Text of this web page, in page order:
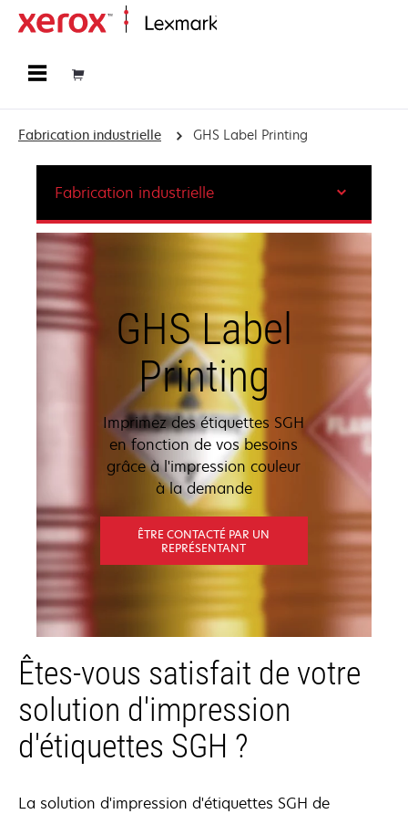
Fabrication industrielle GHS Label Printing
GHS Label
Printing
Imprimez des étiquettes SGH
en fonction de vos besoins
grâce à l'impression couleur
à la demande
ÊTRE CONTACTÉ PAR UN
REPRÉSENTANT
Fabrication industrielle
Êtes-vous satisfait de votre
solution d'impression
d'étiquettes SGH ?
La solution d'impression d'étiquettes SGH de